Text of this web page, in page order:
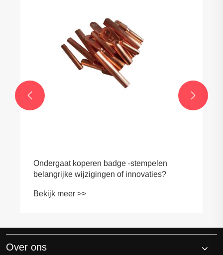
Ondergaat koperen badge -stempelen
belangrijke wijzigingen of innovaties?
Bekijk meer >>
 
Over ons